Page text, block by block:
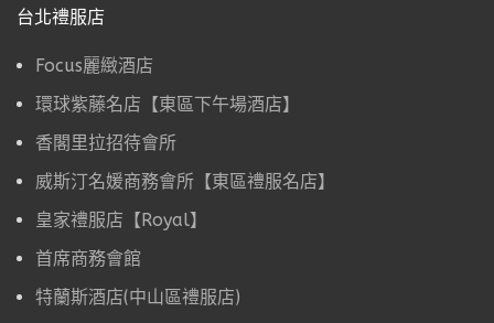
台北禮服店
Focus麗緻酒店
環球紫藤名店【東區下午場酒店】
香閣里拉招待會所
威斯汀名媛商務會所【東區禮服名店】
皇家禮服店【Royal】
首席商務會館
特蘭斯酒店(中山區禮服店)